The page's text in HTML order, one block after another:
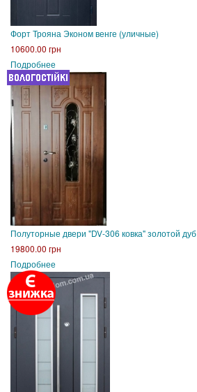
Форт Трояна Эконом венге (уличные)
10600.00 грн
Подробнее
Полуторные двери "DV-306 ковка" золотой дуб
19800.00 грн
Подробнее